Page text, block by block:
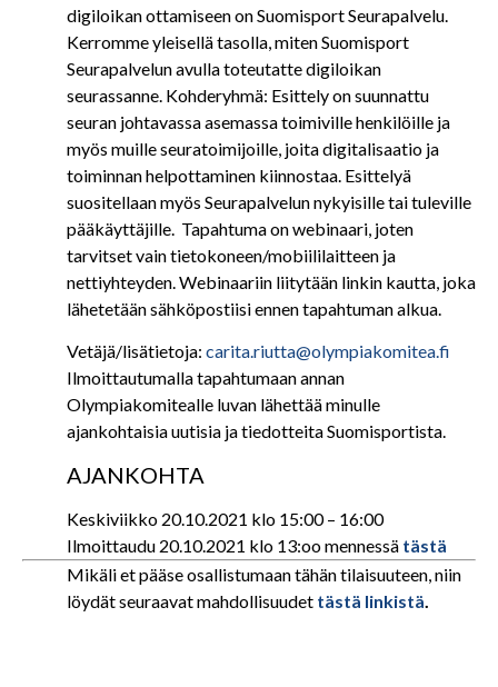
digiloikan ottamiseen on Suomisport Seurapalvelu.
Kerromme yleisellä tasolla, miten Suomisport
Seurapalvelun avulla toteutatte digiloikan
seurassanne. Kohderyhmä: Esittely on suunnattu
seuran johtavassa asemassa toimiville henkilöille ja
myös muille seuratoimijoille, joita digitalisaatio ja
toiminnan helpottaminen kiinnostaa. Esittelyä
suositellaan myös Seurapalvelun nykyisille tai tuleville
pääkäyttäjille. Tapahtuma on webinaari, joten
tarvitset vain tietokoneen/mobiililaitteen ja
nettiyhteyden. Webinaariin liitytään linkin kautta, joka
lähetetään sähköpostiisi ennen tapahtuman alkua.
Vetäjä/lisätietoja: carita.riutta@olympiakomitea.fi
Ilmoittautumalla tapahtumaan annan
Olympiakomitealle luvan lähettää minulle
ajankohtaisia uutisia ja tiedotteita Suomisportista.
AJANKOHTA
Keskiviikko 20.10.2021 klo 15:00 – 16:00
Ilmoittaudu 20.10.2021 klo 13:oo mennessä tästä
Mikäli et pääse osallistumaan tähän tilaisuuteen, niin
löydät seuraavat mahdollisuudet tästä linkistä